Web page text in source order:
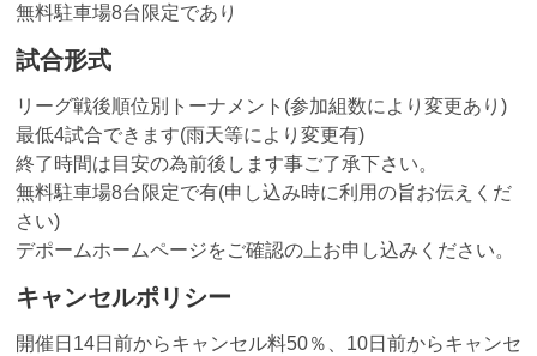
無料駐車場8台限定であり
試合形式
リーグ戦後順位別トーナメント(参加組数により変更あり)
最低4試合できます(雨天等により変更有)
終了時間は目安の為前後します事ご了承下さい。
無料駐車場8台限定で有(申し込み時に利用の旨お伝えくだ
さい)
デポームホームページをご確認の上お申し込みください。
キャンセルポリシー
開催日14日前からキャンセル料50％、10日前からキャンセ